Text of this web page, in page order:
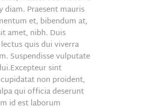
diam. Praesent mauris
et, bibendum at,
amet, nibh. Duis
quis dui viverra
Suspendisse vulputate
sint
non proident,
qui officia deserunt
id est laborum